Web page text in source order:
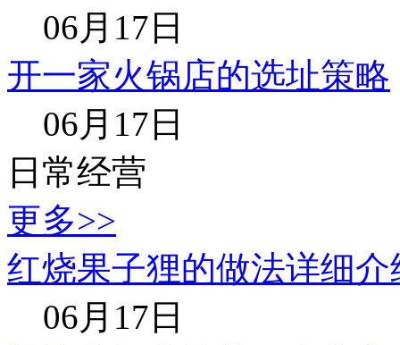
06月17日
开一家火锅店的选址策略
06月17日
日常经营
更多>>
红烧果子狸的做法详细介
06月17日